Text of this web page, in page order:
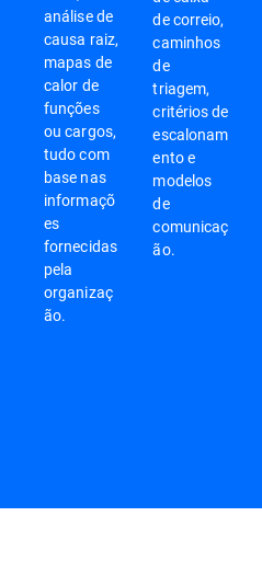
análise de
causa raiz,
mapas de
calor de
funções
ou cargos,
tudo com
base nas
informaçõ
es
fornecidas
pela
organizaç
ão.
de correio,
caminhos
de
triagem,
critérios de
escalonam
ento e
modelos
de
comunicaç
ão.